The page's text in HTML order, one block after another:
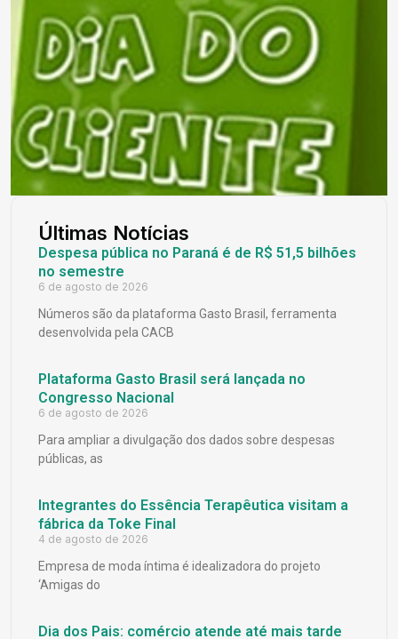
Últimas Notícias
Despesa pública no Paraná é de R$ 51,5 bilhões
no semestre
6 de agosto de 2026
Números são da plataforma Gasto Brasil, ferramenta
desenvolvida pela CACB
Plataforma Gasto Brasil será lançada no
Congresso Nacional
6 de agosto de 2026
Para ampliar a divulgação dos dados sobre despesas
públicas, as
Integrantes do Essência Terapêutica visitam a
fábrica da Toke Final
4 de agosto de 2026
Empresa de moda íntima é idealizadora do projeto
‘Amigas do
Dia dos Pais: comércio atende até mais tarde